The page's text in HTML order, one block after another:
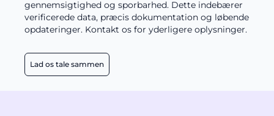
gennemsigtighed og sporbarhed. Dette indebærer
verificerede data, præcis dokumentation og løbende
opdateringer. Kontakt os for yderligere oplysninger.
Lad os tale sammen